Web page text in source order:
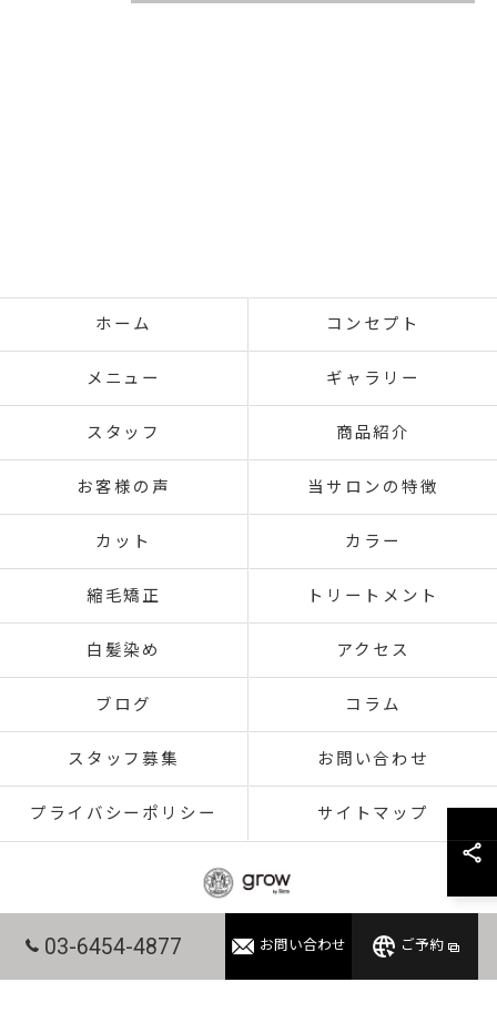
03-6454-4877 お問い合わせ ご予約
ホーム コンセプト
メニュー ギャラリー
スタッフ 商品紹介
お客様の声 当サロンの特徴
カット カラー
縮毛矯正 トリートメント
白髪染め アクセス
ブログ コラム
スタッフ募集 お問い合わせ
プライバシーポリシー サイトマップ
© 2026 東京都赤羽の美容室ならgrow 赤羽 ALL RIGHTS RESERVED.